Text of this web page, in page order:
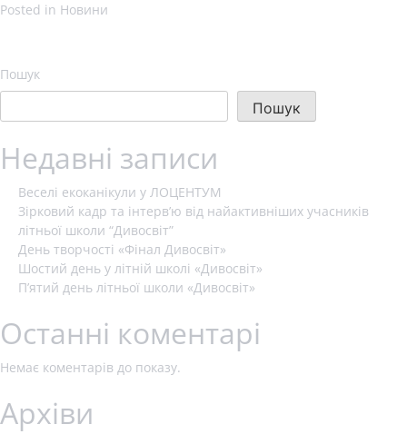
Posted in Новини
Пошук
Пошук
Недавні записи
Веселі екоканікули у ЛОЦЕНТУМ
Зірковий кадр та інтерв’ю від найактивніших учасників
літньої школи “Дивосвіт”
День творчості «Фінал Дивосвіт»
Шостий день у літній школі «Дивосвіт»
П’ятий день літньої школи «Дивосвіт»
Останні коментарі
Немає коментарів до показу.
Архіви